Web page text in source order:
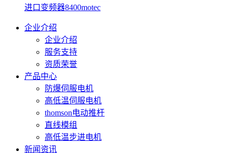
进口变频器8400motec
企业介绍
企业介绍
服务支持
资质荣誉
产品中心
防爆伺服电机
高低温伺服电机
thomson电动推杆
直线模组
高低温步进电机
新闻资讯